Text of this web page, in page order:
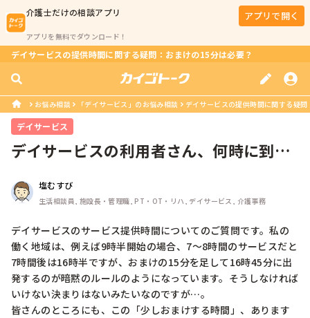
介護士だけの相談アプリ
アプリを無料でダウンロード！
アプリで開く
デイサービスの提供時間に関する疑問：おまけの15分は必要？
お悩み相談 「デイサービス」のお悩み相談 デイサービスの提供時間に関する疑
デイサービス
デイサービスの利用者さん、何時に到着
塩むすび
生活相談員, 施設長・管理職, PT・OT・リハ, デイサービス, 介護事務
デイサービスのサービス提供時間についてのご質問です。私の
働く地域は、例えば9時半開始の場合、7〜8時間のサービスだと
7時間後は16時半ですが、おまけの15分を足して16時45分に出
発するのが暗黙のルールのようになっています。そうしなければ
いけない決まりはないみたいなのですが…。
皆さんのところにも、この「少しおまけする時間」、あります